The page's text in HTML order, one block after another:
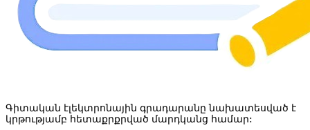
Գիտական էլեկտրոնային գրադարանը նախատեսված է
կրթությամբ հետաքրքրված մարդկանց համար: